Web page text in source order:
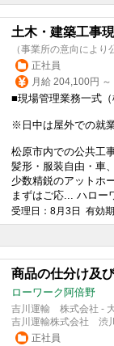
土木・建築工事
（事業所の意向によ
正社員
月給 204,100円
■現場管理業務一式（
※日中は屋外での就
松原市内での公共工
髪形・ 服装自由 ・車
少数精鋭のアットホ
まずはご応... ハロー
受理日：8月3日 有効
商品の仕分け及
ローワーク阿倍野
吉川運輸 株式会社 -
吉川運輸株式会社 渋
正社員